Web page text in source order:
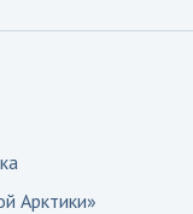
Арктики»